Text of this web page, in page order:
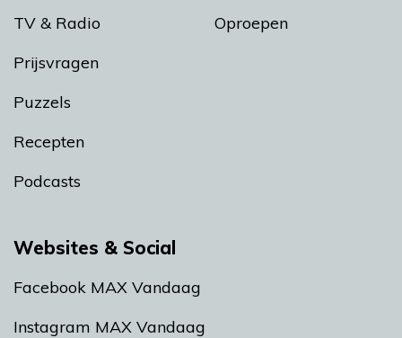
TV & Radio
Prijsvragen
Puzzels
Recepten
Podcasts
Oproepen
Websites & Social
Facebook MAX Vandaag
Instagram MAX Vandaag